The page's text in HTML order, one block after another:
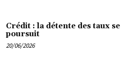
Crédit : la détente des taux se
poursuit
20/06/2026